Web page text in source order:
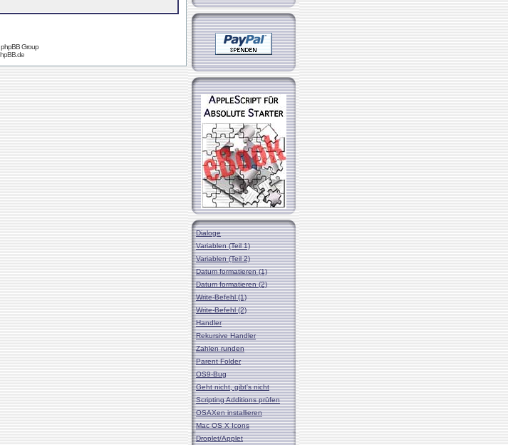
Group
Dialoge
Variablen (Teil 1)
Variablen (Teil 2)
Datum formatieren (1)
Datum formatieren (2)
Write-Befehl (1)
Write-Befehl (2)
Handler
Rekursive Handler
Zahlen runden
Parent Folder
OS9-Bug
Geht nicht, gibt's nicht
Scripting Additions prüfen
OSAXen installieren
Mac OS X Icons
Droplet/Applet